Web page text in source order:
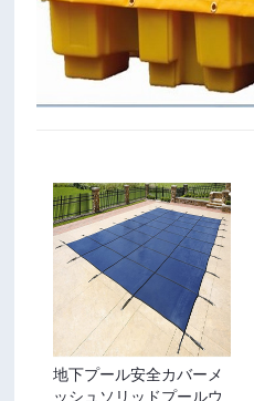
地下プール安全カバーメ
ッシュソリッドプールウ